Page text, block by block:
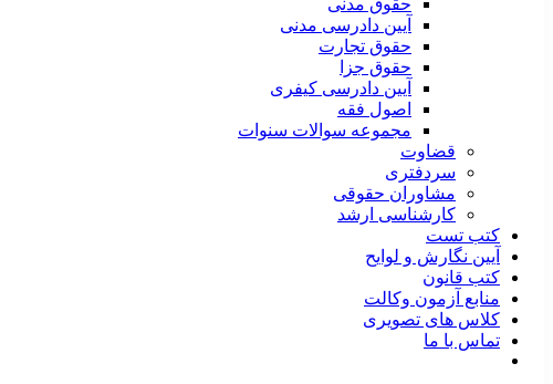
حقوق مدنی
آیین دادرسی مدنی
حقوق تجارت
حقوق جزا
آیین دادرسی کیفری
اصول فقه
مجموعه سوالات سنوات
قضاوت
سردفتری
مشاوران حقوقی
کارشناسی ارشد
کتب تست
آیین نگارش و لوایح
کتب قانون
منابع آزمون وکالت
کلاس های تصویری
تماس با ما